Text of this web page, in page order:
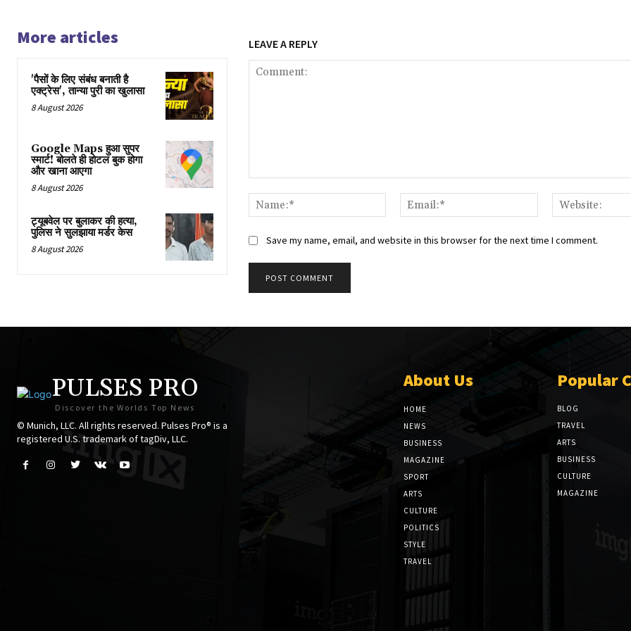
More articles
'पैसों के लिए संबंध बनाती है
एक्ट्रेस', तान्या पुरी का खुलासा
8 August 2026
Google Maps हुआ सुपर
स्मार्ट! बोलते ही होटल बुक होगा
और खाना आएगा
8 August 2026
ट्यूबवेल पर बुलाकर की हत्या,
पुलिस ने सुलझाया मर्डर केस
8 August 2026
LEAVE A REPLY
Name:*
Email:*
Save my name, email, and website in this browser for the next time I comment.
PULSES PRO
Discover the Worlds Top News
© Munich, LLC. All rights reserved. Pulses Pro® is a
registered U.S. trademark of tagDiv, LLC.
About Us
HOME
NEWS
BUSINESS
MAGAZINE
SPORT
ARTS
CULTURE
POLITICS
STYLE
TRAVEL
Popular
BLOG
TRAVEL
ARTS
BUSINESS
CULTURE
MAGAZINE